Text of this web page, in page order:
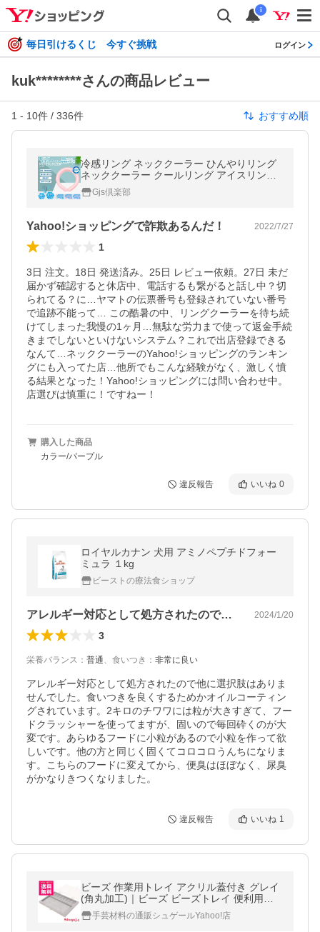
i
毎日引けるくじ 今すぐ挑戦 ログイン
kuk********さんの商品レビュー
1 - 10件 / 336件 おすすめ順
冷感リング ネッククーラー ひんやりリング
ネッククーラー クールリング アイスリング
クールネック 大人 子供 冷たい ひんやりリン
暑さ対策 送料無料
Gjs倶楽部
Yahoo!ショッピングで詐欺あるんだ！ 2022/7/27
1
3日 注文。18日 発送済み。25日 レビュー依頼。27日 未だ
届かず確認すると休店中、電話するも繋がると話し中？切
られてる？に…ヤマトの伝票番号も登録されていない番号
で追跡不能って… この酷暑の中、リングクーラーを待ち続
けてしまった我慢の1ヶ月…無駄な労力まで使って返金手続
きまでしないといけないシステム？これで出店登録できる
なんて…ネッククーラーのYahoo!ショッピングのランキン
グにも入ってた店…他所でもこんな経験がなく、激しく憤
る結果となった！Yahoo!ショッピングには問い合わせ中。
店選びは慎重に！ですねー！
購入した商品
カラー/パープル
違反報告 いいね 0
ロイヤルカナン 犬用 アミノペプチドフォー
ミュラ １kg
ビーストの療法食ショップ
アレルギー対応として処方されたので他に… 2024/1/20
3
栄養バランス ： 普通、 食いつき ： 非常に良い
アレルギー対応として処方されたので他に選択肢はありま
せんでした。食いつきを良くするためかオイルコーティン
グされています。2キロのチワワには粒が大きすぎて、フー
ドクラッシャーを使ってますが、固いので毎回砕くのが大
変です。あらゆるフードに小粒があるので小粒を作って欲
しいです。他の方と同じく固くてコロコロうんちになりま
す。こちらのフードに変えてから、便臭はほぼなく、尿臭
がかなりきつくなりました。
違反報告 いいね 1
ビーズ 作業用トレイ アクリル蓋付き グレイ
(角丸加工)｜ビーズ ビーズトレイ 便利用具
トレイ ふた付き｜
手芸材料の通販シュゲールYahoo!店